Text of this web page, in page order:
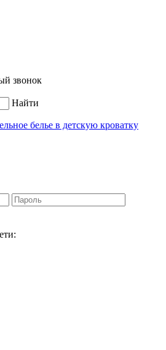
звонок
Найти
белье в детскую кроватку